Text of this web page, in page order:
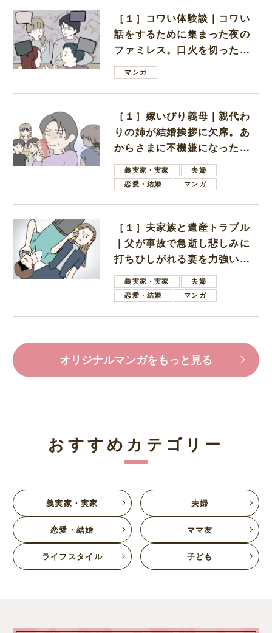
［１］コワい体験談｜コワい
話をするために集まった夜の
ファミレス。口火を切ったの
は電車好きの男の子ママ
マンガ
［１］嫁いびり義母｜親代わ
りの姉が結婚挨拶に欠席。あ
からさまに不機嫌になった義
母義実家・実家
夫婦
恋愛・結婚
マンガ
［１］夫家族と遺産トラブル
｜父が事故で急逝し悲しみに
打ちひしがれる妻を力強い言
葉で励ます夫
義実家・実家
夫婦
恋愛・結婚
マンガ
オリジナルマンガをもっと見る
おすすめカテゴリー
義実家・実家 夫婦
恋愛・結婚 ママ友
ライフスタイル 子ども